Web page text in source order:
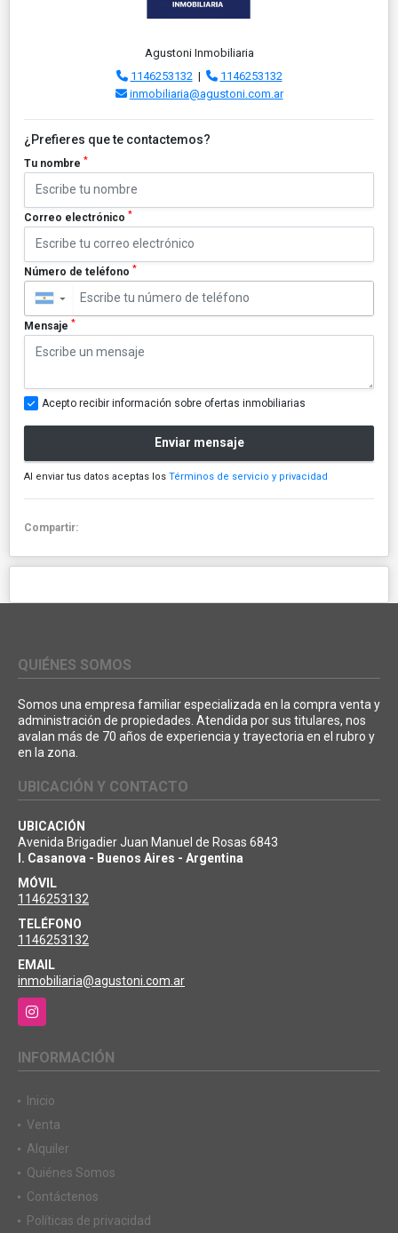
Agustoni Inmobiliaria
1146253132 |
1146253132
inmobiliaria@agustoni.com.ar
¿Prefieres que te contactemos?
Tu nombre *
Correo electrónico *
Número de teléfono *
▼
Mensaje *
Acepto recibir información sobre ofertas inmobiliarias
Enviar mensaje
Al enviar tus datos aceptas los Términos de servicio y privacidad
Compartir:
QUIÉNES SOMOS
Somos una empresa familiar especializada en la compra venta y
administración de propiedades. Atendida por sus titulares, nos
avalan más de 70 años de experiencia y trayectoria en el rubro y
en la zona.
UBICACIÓN Y CONTACTO
UBICACIÓN
Avenida Brigadier Juan Manuel de Rosas 6843
I. Casanova - Buenos Aires - Argentina
MÓVIL
1146253132
TELÉFONO
1146253132
EMAIL
inmobiliaria@agustoni.com.ar
Instagram
INFORMACIÓN
Inicio
Venta
Alquiler
Quiénes Somos
Contáctenos
Políticas de privacidad